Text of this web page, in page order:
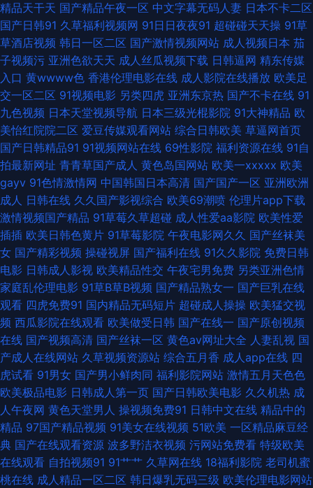
诱惑网站 91蜜桃播 97在线视频亚洲 成人视频伊人 91视频游艇 国产探花91
精品 免费人人妻导航 色呦呦中文字幕 九一成人 午夜成人 97资超碰在线 福
利AV在线导航 老司机性AV 色图综合网 91视频色中色 成人久草 黄色欧美网
站 欧美成人超碰 探花熟女 一区二还精品 超碰夜夜 韩日高清论理无码 老熟女
重口HD 日韩97 亚洲精品11区 ts伪娘 国产精品97 久草影片 欧美日韩国产有
线 日韩三级AA在线 91第一福利视频 超碰成人电影 国产乱人一区 久草视频
在线资源 深夜探花福利 在线观看污视频 91在线免费视屏 超碰在线人人AV 狼
友自拍疯狂 人人肏超碰 午夜成人福利导航 91vv在线 99热色 黑人另类AV 免
费看片VT 日韩精品3区2区 亚洲趁人 91国产在线 国产探花91精品 老司机瑟
瑟导航 日本做爱暖暖 亚洲色图五月激情 99超碰人妻99 豆花在线免费社区 黄
色免费视频网站 欧美第1色网 午夜福利成人AV 91露脸双飞 www人人肏 国产
精品自拍93 老司机七区八区 天天干高清 91白丝少妇 av热热 韩国超碰av 美
女瑟瑟网站 天天干网 超碰AV导航 黑人草逼 人人操人乐人 午夜91黄色影院
变态另类色站 黑丝小萝莉被后入 天堂少女视频 91露出视频 操泥马影院 精品
精品天干天 国产精品午夜一区 中文字幕无码人妻 日本不卡二区
国产日韩91 久草福利视频网 91日日夜夜91 超碰碰天天操 91草
草酒店视频 韩日一区二区 国产激情视频网站 成人视频日本 茄
子视频污 亚洲色欲天天 成人丝瓜视频下载 日韩逼网 精东传媒
入口 黄wwww色 香港伦理电影在线 成人影院在线播放 欧美足
交一区二区 91视频电影 另类四虎 亚洲东京热 国产不卡在线 91
九色视频 日本天堂视频导航 日本三级光棍影院 91大神精品 欧
美怡红院院二区 爱豆传媒观看网站 综合日韩欧美 草逼网首页
国产日韩精品91 91视频网站在线 69性影院 福利资源在线 91自
拍最新网址 青青草国产成人 黄色岛国网站 欧美一xxxxx 欧美
gayv 91色情激情网 中国韩国日本高清 国产国产一区 亚洲欧洲
成人 日韩在线 久久国产影视综合 欧美69潮喷 伦理片app下载
激情视频国产精品 91草莓久草超碰 成人性爱aa影院 欧美性爱
插插 欧美日韩色黄片 91草莓影院 午夜电影网久久 国产丝袜美
女 国产精彩视频 操碰视屏 国产福利在线 91久久影院 免费日韩
电影 日韩成人影视 欧美精品性交 午夜宅男免费 另类亚洲色情
家庭乱伦理电影 91草B草B视频 国产精品熟女一 国产巨乳在线
观看 四虎免费91 国内精品无码短片 超碰成人操操 欧美猛交视
频 西瓜影院在线观看 欧美做受日韩 国产在线一 国产原创视频
在线 国产视频高清 国产丝袜一区 黄色av网址大全 人妻乱视 国
产成人在线网站 久草视频资源站 综合五月香 成人app在线 四
虎试看 91男女 国产男小鲜肉同 福利影院网站 激情五月天色色
欧美极品电影 日韩成人第一页 国产日韩欧美电影 久久机热 成
人午夜网 黄色天堂男人 操视频免费91 日韩中文在线 精品中的
精品 97国产精品视频 91美女在线视频 51欧美 一区精品麻豆经
典 国产在线观看资源 波多野洁衣视频 污网站免费看 特级欧美
在线观看 自拍视频91 91艹艹 久草网在线 18福利影院 老司机蜜
桃在线 成人精品一区二区 韩日爆乳无码三级 欧美伦理电影网站